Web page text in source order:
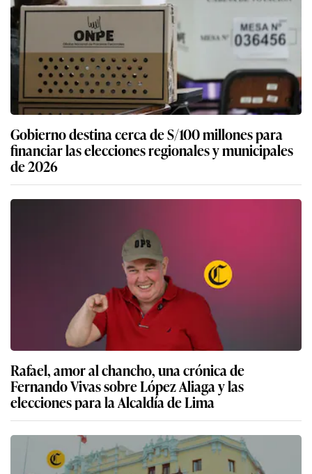
Gobierno destina cerca de S/100 millones para
financiar las elecciones regionales y municipales
de 2026
Rafael, amor al chancho, una crónica de
Fernando Vivas sobre López Aliaga y las
elecciones para la Alcaldía de Lima